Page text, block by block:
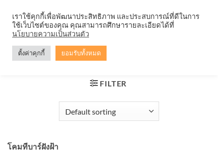
content
FILTER
โคมทีบาร์ฝังฝ้า
เราใช้คุกกี้เพื่อพัฒนาประสิทธิภาพ และประสบการณ์ที่ดีในการ
ใช้เว็บไซต์ของคุณ คุณสามารถศึกษารายละเอียดได้ที่
นโยบายความเป็นส่วนตัว
ตั้งค่าคุกกี้ ยอมรับทั้งหมด